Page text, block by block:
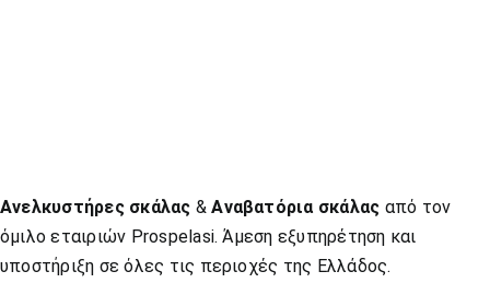
Ανελκυστήρες σκάλας &Αναβατόρια σκάλας από τον
όμιλο εταιριών Prospelasi. Άμεση εξυπηρέτηση και
υποστήριξη σε όλες τις περιοχές της Ελλάδος.